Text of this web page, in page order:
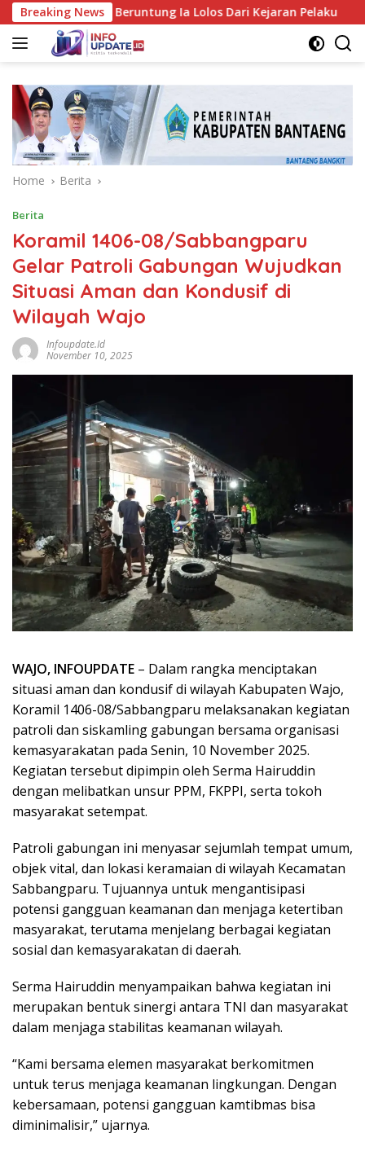
Skip
to
content
Breaking News
Beruntung Ia Lolos Dari Kejaran Pelaku
Home Berita
Berita
Koramil 1406-08/Sabbangparu
Gelar Patroli Gabungan Wujudkan
Situasi Aman dan Kondusif di
Wilayah Wajo
Infoupdate.id
November 10, 2025
WAJO, INFOUPDATE – Dalam rangka menciptakan
situasi aman dan kondusif di wilayah Kabupaten Wajo,
Koramil 1406-08/Sabbangparu melaksanakan kegiatan
patroli dan siskamling gabungan bersama organisasi
kemasyarakatan pada Senin, 10 November 2025.
Kegiatan tersebut dipimpin oleh Serma Hairuddin
dengan melibatkan unsur PPM, FKPPI, serta tokoh
masyarakat setempat.
Patroli gabungan ini menyasar sejumlah tempat umum,
objek vital, dan lokasi keramaian di wilayah Kecamatan
Sabbangparu. Tujuannya untuk mengantisipasi
potensi gangguan keamanan dan menjaga ketertiban
masyarakat, terutama menjelang berbagai kegiatan
sosial dan kemasyarakatan di daerah.
Serma Hairuddin menyampaikan bahwa kegiatan ini
merupakan bentuk sinergi antara TNI dan masyarakat
dalam menjaga stabilitas keamanan wilayah.
“Kami bersama elemen masyarakat berkomitmen
untuk terus menjaga keamanan lingkungan. Dengan
kebersamaan, potensi gangguan kamtibmas bisa
diminimalisir,” ujarnya.